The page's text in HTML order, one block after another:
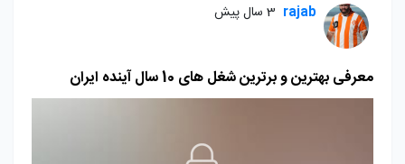
rajab 3 سال پیش
معرفی بهترین و برترین شغل های 10 سال آینده ایران